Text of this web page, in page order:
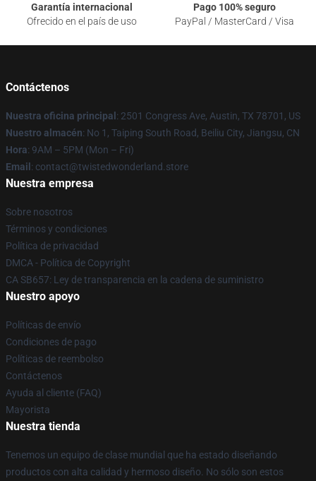
Garantía internacional
Ofrecido en el país de uso
Pago 100% seguro
PayPal / MasterCard / Visa
Contáctenos
Nuestra oficina principal : 2501 Congress Ave, Austin, TX 78701, US
Nuestro almacén: No 1, Taiping South Road, Beiliu City, Jiangsu, CN
Hora: 9AM – 5PM (Mon – Fri)
Email : contact@twistedwonderland.store
Nuestra empresa
Sobre nosotros
Términos y condiciones
Política de privacidad
DMCA - Política de Copyright
CA SB657: Ley de transparencia en la cadena de suministro
Nuestro apoyo
Políticas de envío
Condiciones de pago
Políticas de reembolso
Contáctenos
Ayuda al cliente (FAQ)
Mayorista
Nuestra tienda
Tenemos un equipo de clase mundial que ha estado diseñando
productos con alta calidad y hermoso diseño. No sólo son estos